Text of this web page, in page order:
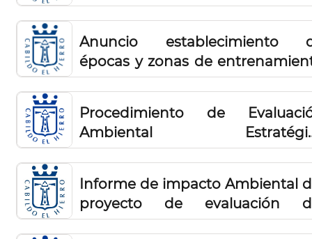
Gobierno Insular a favor
El Hierro
Anuncio establecimiento
épocas y zonas de
de perros de caza y aves
Procedimiento de
Ambiental
Simplificada del Instrumento
(IPST) Punta Márquez
Informe de impacto Ambiental
proyecto de evaluación
impacto ambiental